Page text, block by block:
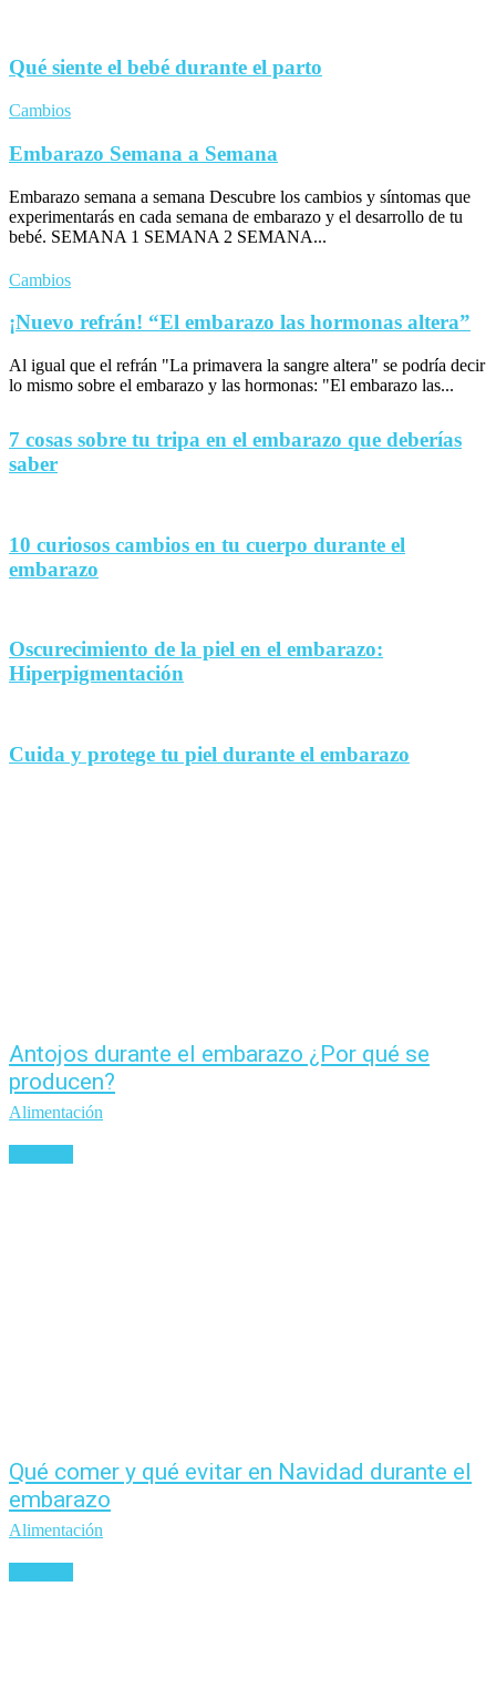
Qué siente el bebé durante el parto
Cambios
Embarazo Semana a Semana
Embarazo semana a semana Descubre los cambios y síntomas que
experimentarás en cada semana de embarazo y el desarrollo de tu
bebé. SEMANA 1 SEMANA 2 SEMANA...
Cambios
¡Nuevo refrán! “El embarazo las hormonas altera”
Al igual que el refrán "La primavera la sangre altera" se podría decir
lo mismo sobre el embarazo y las hormonas: "El embarazo las...
7 cosas sobre tu tripa en el embarazo que deberías
saber
10 curiosos cambios en tu cuerpo durante el
embarazo
Oscurecimiento de la piel en el embarazo:
Hiperpigmentación
Cuida y protege tu piel durante el embarazo
Antojos durante el embarazo ¿Por qué se
producen?
Alimentación
Qué comer y qué evitar en Navidad durante el
embarazo
Alimentación